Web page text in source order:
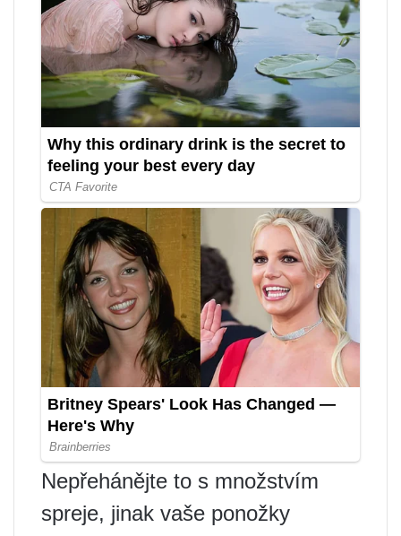
Nepřehánějte to s množstvím
spreje, jinak vaše ponožky